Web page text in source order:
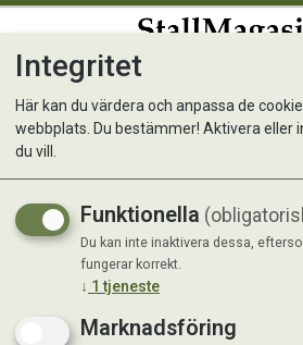
Frank`s Kattafor
Sterilised
Integritet
Här kan du värdera och anpassa de
webbplats. Du bestämmer! Aktivera eller
du vill.
Funktionella
Du kan inte inaktivera dessa,
fungerar korrekt.
↓ 1 tjeneste
Marknadsföring